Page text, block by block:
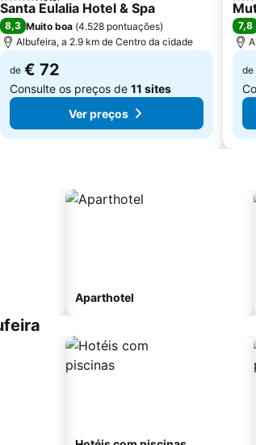
4 Estrelas
Santa Eulalia Hotel & Spa
8,3 Muito boa (4.528 pontuações)
Albufeira, a 2.9 km de Centro da cidade
de € 72
Consulte os preços de 11 sites
Ver preços
4
7,8
de
Aparthotel